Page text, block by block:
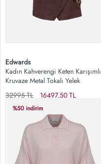
Edwards
Kadın Kahverengi Keten Karışımlı
Kruvaze Metal Tokalı Yelek
32995 TL
16497.50 TL
%50 indirim